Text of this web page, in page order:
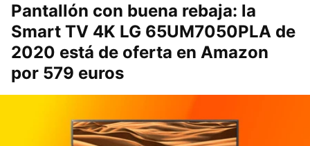
Pantallón con buena rebaja: la
Smart TV 4K LG 65UM7050PLA de
2020 está de oferta en Amazon
por 579 euros